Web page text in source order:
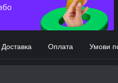
Доставка Оплата Умови